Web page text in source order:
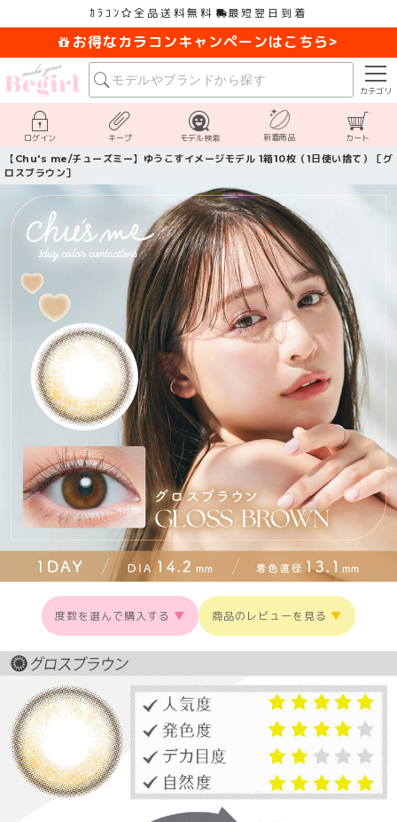
ｶﾗｺﾝ 全品送料無料 最短翌日到着
お得なカラコンキャンペーンはこちら>
カテゴリ
ログイン キープ モデル検索 新着商品 カート
【Chu's me/チューズミー】ゆうこすイメージモデル 1箱10枚（1日使い捨て）［グ
ロスブラウン］
度数を選んで購入する ▼ 商品のレビューを見る ▼
×